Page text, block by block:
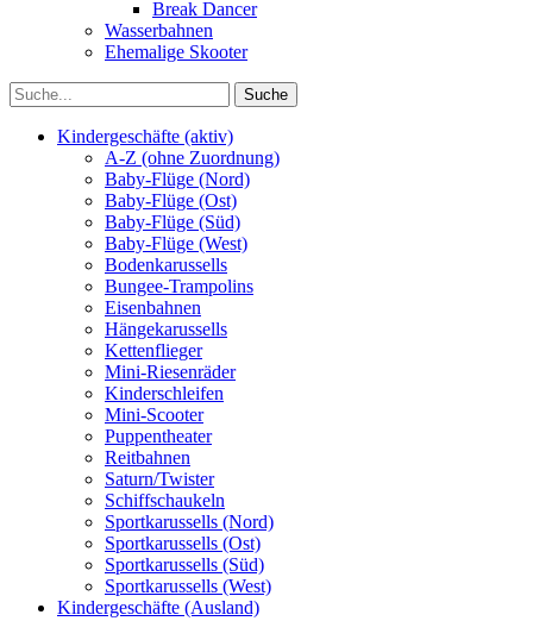
Break Dancer
Wasserbahnen
Ehemalige Skooter
Kindergeschäfte (aktiv)
A-Z (ohne Zuordnung)
Baby-Flüge (Nord)
Baby-Flüge (Ost)
Baby-Flüge (Süd)
Baby-Flüge (West)
Bodenkarussells
Bungee-Trampolins
Eisenbahnen
Hängekarussells
Kettenflieger
Mini-Riesenräder
Kinderschleifen
Mini-Scooter
Puppentheater
Reitbahnen
Saturn/Twister
Schiffschaukeln
Sportkarussells (Nord)
Sportkarussells (Ost)
Sportkarussells (Süd)
Sportkarussells (West)
Kindergeschäfte (Ausland)